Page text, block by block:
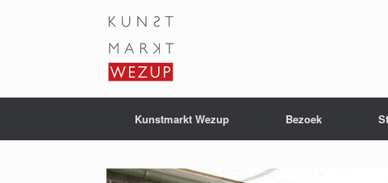
Kunstmarkt Wezup Bezoek